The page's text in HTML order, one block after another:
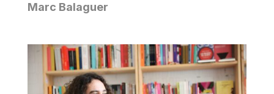
Marc Balaguer